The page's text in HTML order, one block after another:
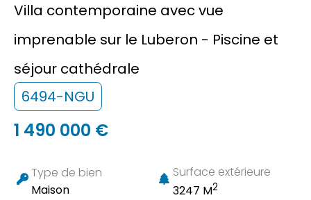
Villa contemporaine avec vue
imprenable sur le Luberon - Piscine et
séjour cathédrale
6494-NGU
1 490 000 €
Type de bien
Maison
Surface extérieure
3247 M2